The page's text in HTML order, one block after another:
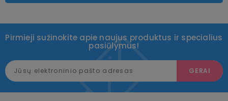
Pirmieji sužinokite apie naujus produktus ir specialius
pasiūlymus!